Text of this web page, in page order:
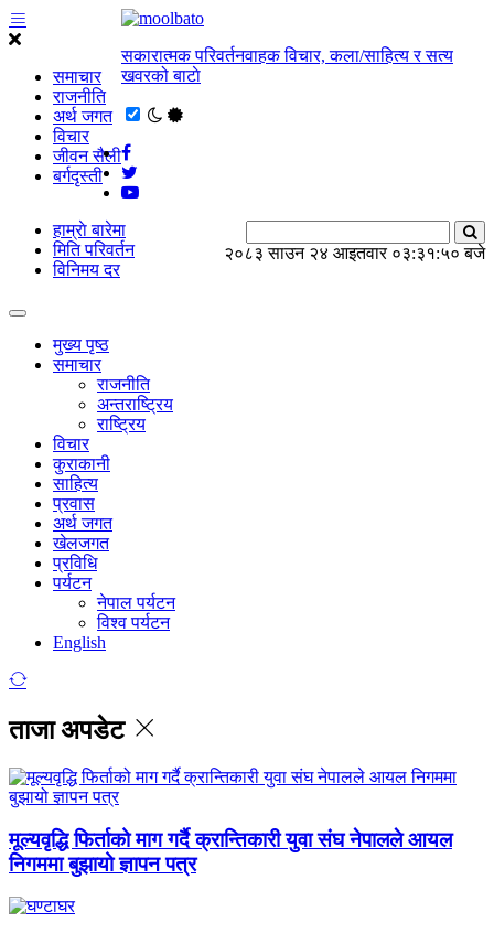
समाचार
राजनीति
अर्थ जगत
विचार
जीवन सैली
बर्गदृस्ती
सकारात्मक परिवर्तनवाहक विचार, कला/साहित्य र सत्य
खवरको बाटाे
२०८३ साउन २४ आइतवार ०३:३१:५१ बजे
हाम्राे बारेमा
मिति परिवर्तन
विनिमय दर
मुख्य पृष्ठ
समाचार
राजनीति
अन्तराष्ट्रिय
राष्ट्रिय
विचार
कुराकानी
साहित्य
प्रवास
अर्थ जगत
खेलजगत
प्रविधि
पर्यटन
नेपाल पर्यटन
विश्व पर्यटन
English
ताजा अपडेट
मूल्यवृद्धि फिर्ताको माग गर्दै क्रान्तिकारी युवा संघ नेपालले आयल
निगममा बुझायो ज्ञापन पत्र